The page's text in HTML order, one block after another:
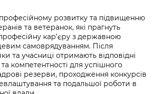
військова адміністрація
розвитку та підвищенню
та ветеранок, які прагнуть
кар’єру з державною
самоврядуванням. Після
та учасниці отримають відповідні
компетентності для успішного
резерви, проходження конкурсів
та подальшої роботи в